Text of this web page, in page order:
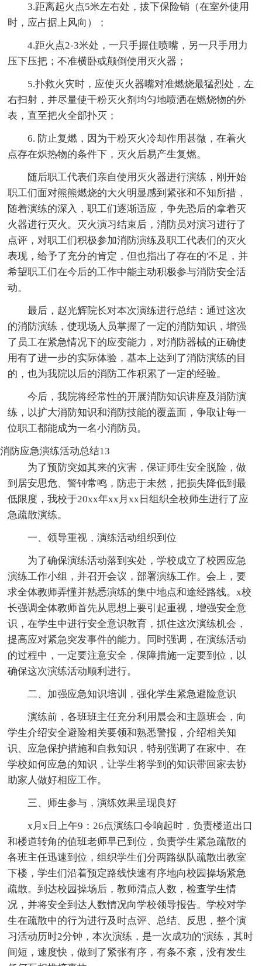
3.距离起火点5米左右处，拔下保险销（在室外使用
时，应占据上风向）；
4.距火点2-3米处，一只手握住喷嘴，另一只手用力
压下压把；不准横卧或颠倒使用灭火器；
5.扑救火灾时，应使灭火器嘴对准燃烧最猛烈处，左
右扫射，并尽量使干粉灭火剂均匀地喷洒在燃烧物的外
表，直至把火全部扑灭；
6. 防止复燃，因为干粉灭火冷却作用甚微，在着火
点存在炽热物的条件下，灭火后易产生复燃。
随后职工代表们亲自使用灭火器进行演练，刚开始
职工们面对熊熊燃烧的大火明显感到紧张和不知所措，
随着演练的深入，职工们逐渐适应，争先恐后的拿着灭
火器进行灭火。灭火演习结束后，消防员对演习进行了
点评，对职工们积极参加消防演练及职工代表们的灭火
表现，给予了充分的肯定，但也指出了存在的'不足，并
希望职工们在今后的工作中能主动积极参与消防安全活
动。
最后，赵光辉院长对本次演练进行总结：通过这次
的消防演练，使现场人员掌握了一定的消防知识，增强
了员工在紧急情况下的应变能力，对消防器械的正确使
用有了进一步的实际体验，基本上达到了消防演练的目
的，也为我院以后的消防工作积累了一定的经验。
今后，我院将经常性的开展消防知识讲座及消防演
练，以扩大消防知识和消防技能的覆盖面，争取让每一
位职工都能成为一名小消防员。
消防应急演练活动总结13
为了预防突如其来的灾害，保证师生安全脱险，做
到居安思危、警钟常鸣，防患于未然，把损失降低到最
低限度，我校于20xx年xx月xx日组织全校师生进行了应
急疏散演练。
一、领导重视，演练活动组织到位
为了确保演练活动落到实处，学校成立了校园应急
演练工作小组，并召开会议，部署演练工作。会上，要
求全体教师弄懂并熟悉演练的集中地点和途经路线。x校
长强调全体教师首先从思想上要引起重视，增强安全意
识，在学生中进行安全意识教育，抓住这次演练机会，
提高应对紧急突发事件的能力。同时强调，在演练活动
的过程中，一定要注意安全，保障措施一定要到位，以
确保这次演练活动顺利进行。
二、加强应急知识培训，强化学生紧急避险意识
演练前，各班班主任充分利用晨会和主题班会，向
学生介绍安全避险相关要领和熟悉警报，介绍相关知
识、应急保护措施和自救知识，特别强调了在家中、在
学校如何应急的知识，让学生将学到的知识带回家去协
助家人做好相应工作。
三、师生参与，演练效果呈现良好
x月x日上午9：26点演练口令响起时，负责楼道出口
和楼道转角的值班老师早已到位，负责学生紧急疏散的
各班主任迅速到位，组织学生们分两路纵队疏散出教室
下楼，学生们沿着预定路线快速有序地向校园操场紧急
疏散。到达校园操场后，教师清点人数，检查学生情
况，并将安全到达人数情况向学校领导报告。学校对学
生在疏散中的行为进行及时点评、总结、反思，整个演
习活动历时2分钟，本次演练，是一次成功的'演练，其时
间短，速度快，做到了紧张有序，有条不紊，没有发生